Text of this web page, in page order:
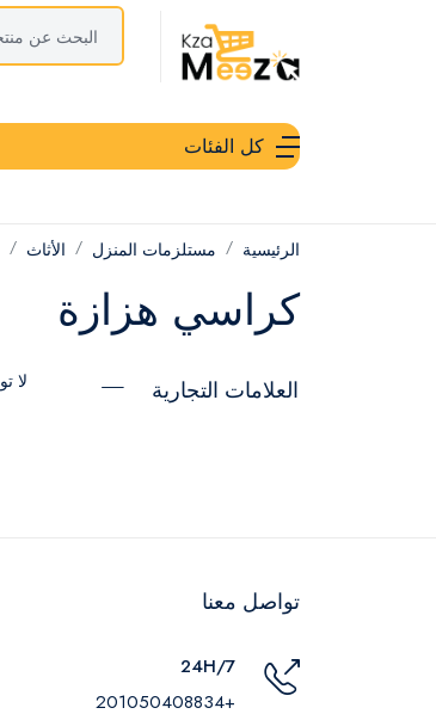
كل الفئات
الرئيسية مستلزمات المنزل الأثاث
كراسي هزازة
العلامات التجارية لا
تواصل معنا
24H/7
+201050408834